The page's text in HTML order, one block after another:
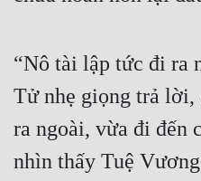
“Nô tài lập tức đi ra
Tử nhẹ giọng trả lời,
ra ngoài, vừa đi đến
nhìn thấy Tuệ